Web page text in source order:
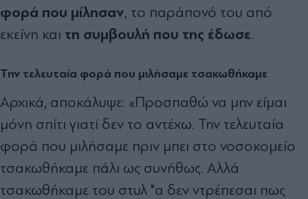
φορά που μίλησαν, το παράπονό του από
εκείνη και τη συμβουλή που της έδωσε.
Την τελευταία φορά που μιλήσαμε τσακωθήκαμε
Αρχικά, αποκάλυψε: «Προσπαθώ να μην είμαι
μόνη σπίτι γιατί δεν το αντέχω. Την τελευταία
φορά που μιλήσαμε πριν μπει στο νοσοκομείο
τσακωθήκαμε πάλι ως συνήθως. Αλλά
τσακωθήκαμε του στυλ "α δεν ντρέπεσαι πως